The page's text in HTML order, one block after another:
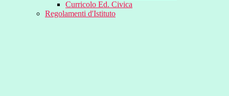
Curricolo Ed. Civica
Regolamenti d'Istituto